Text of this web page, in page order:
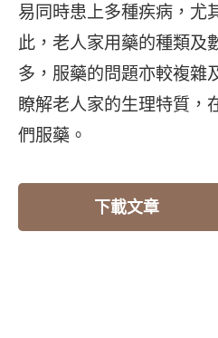
易同時患上多種疾病，尤
此，老人家用藥的種類及
多，服藥的問題亦較複雜
瞭解老人家的生理特質，
們服藥。
下載文章